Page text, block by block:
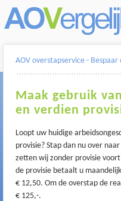
AOV overstapservice -
Maak gebruik
en verdien
Loopt uw huidige
provisie? Stap dan nu over
zetten wij zonder provisie
de provisie betaalt u
€ 12,50. Om de overstap de
€ 125,-.